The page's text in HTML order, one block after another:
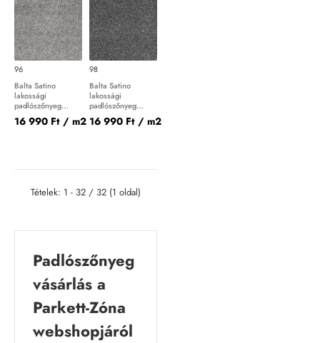
Padlószőnyeg
vásárlás a
Parkett-Zóna
webshopjáról
96
Balta Satino
lakossági
padlószőnyeg
Frivola 96
16 990 Ft / m2
98
Balta Satino
lakossági
padlószőnyeg
Frivola 98
16 990 Ft / m2
Tételek: 1 - 32 / 32 (1 oldal)